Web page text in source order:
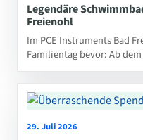
Legendäre
Freienohl
Im PCE Instruments Bad
Familientag bevor: Ab
29. Juli 2026